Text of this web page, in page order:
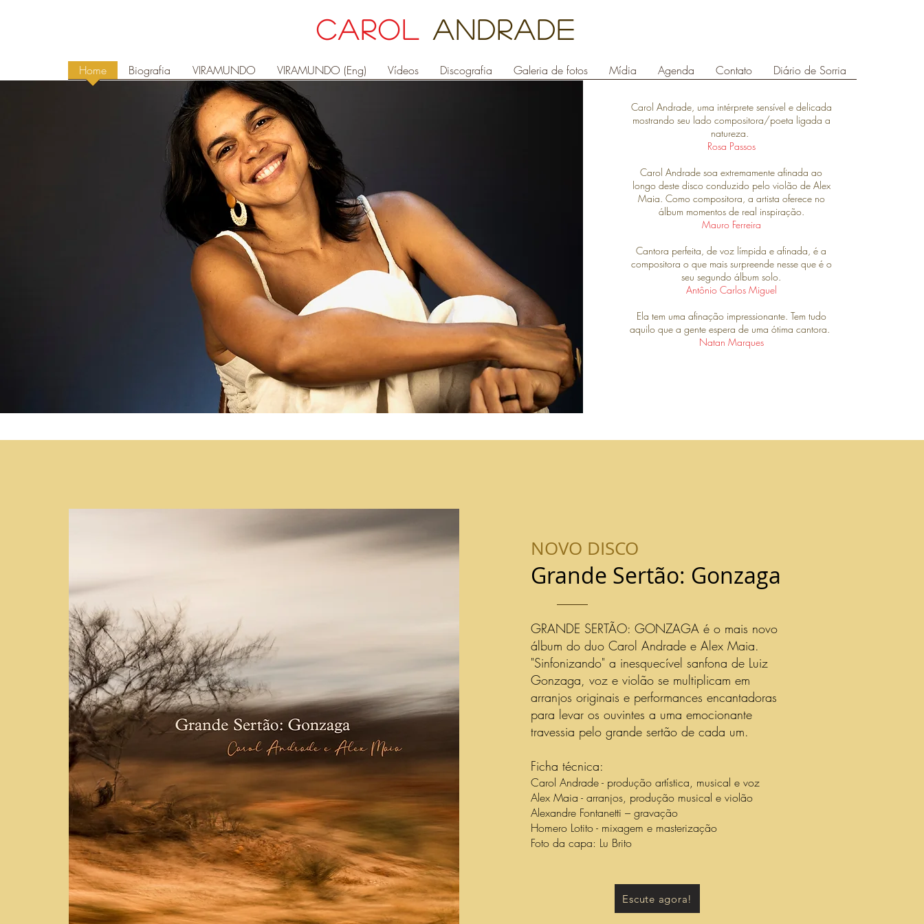
Carol Andrade
Carol Andrade, uma intérprete sensível e delicada
mostrando seu lado compositora/poeta ligada a
natureza.
Rosa Passos
Carol Andrade soa extremamente afinada ao
longo deste disco conduzido pelo violão de Alex
Maia. Como compositora, a artista oferece no
álbum momentos de real inspiração.
Mauro Ferreira
Cantora perfeita, de voz límpida e afinada, é a
compositora o que mais surpreende nesse que é o
seu segundo álbum solo.
Antônio Carlos Miguel
Ela tem uma afinação impressionante. Tem tudo
aquilo que a gente espera de uma ótima cantora.
Natan Marques
NOVO DISCO
Grande Sertão: Gonzaga
GRANDE SERTÃO: GONZAGA é o mais novo
álbum do duo Carol Andrade e Alex Maia.
"Sinfonizando" a inesquecível sanfona de Luiz
Gonzaga, voz e violão se multiplicam em
arranjos originais e performances encantadoras
para levar os ouvintes a uma emocionante
travessia pelo grande sertão de cada um.
Ficha técnica:
Carol Andrade - produção artística, musical e voz
Alex Maia - arranjos, produção musical e violão
Alexandre Fontanetti – gravação
Homero Lotito - mixagem e masterização
Foto da capa: Lu Brito
Escute agora!
Home Biografia VIRAMUNDO VIRAMUNDO (Eng) Vídeos Discografia Galeria de fotos Mídia Agenda Contato Diário de Sorria